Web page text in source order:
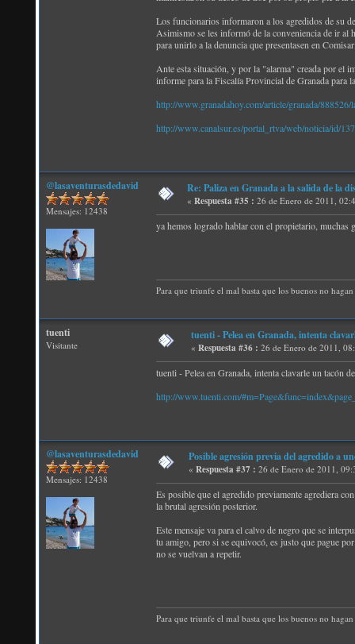
Los funcionarios informaron a los agredidos de su
Asimismo se les informó de la conveniencia de ir al
para unirlo a la denuncia que presentasen en
Ante esta situación, y por la "alarma" creada por el
informe para la Fiscalía Provincial de Granada para
http://www.granadahoy.com/article/granada/
http://www.canalsur.es/portal_rtva/web/noticia/id/
@lasaventurasdedavid
Mensajes: 12438
Re: Paliza en Granada a la salida de la
« Respuesta #35 : 26 de Enero de 2011,
ya hemos logrado hablar con el propietario, muchas
Para que triunfe el mal basta que los buenos no
tuenti
Visitante
tuenti - Pelea en Granada, intenta
« Respuesta #36 : 26 de Enero de 2011,
tuenti - Pelea en Granada, intenta clavarle un tacón
http://www.tuenti.com/
@lasaventurasdedavid
Mensajes: 12438
Posible agresión previa del agredido a
« Respuesta #37 : 26 de Enero de 2011,
Es posible que el agredido previamente agrediera
la brutal agresión posterior.
Este mensaje va para el calvo de negro que se
tu amigo, pero si se equivocó, es justo que pague
no se vuelvan a repetir.
Para que triunfe el mal basta que los buenos no